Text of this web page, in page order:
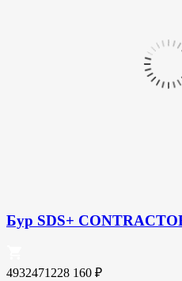
Бур SDS+
4932471228 160 ₽